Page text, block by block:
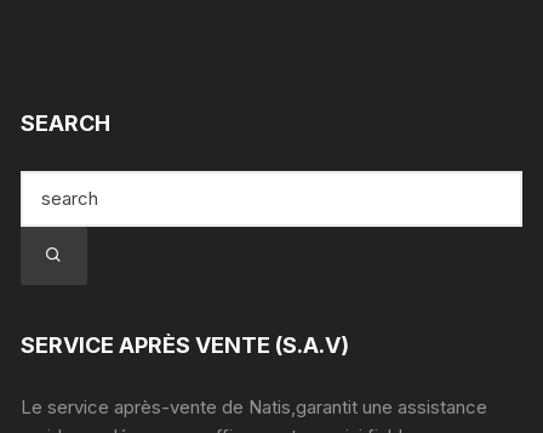
SEARCH
SERVICE APRÈS VENTE (S.A.V)
Le service après-vente de Natis,garantit une assistance